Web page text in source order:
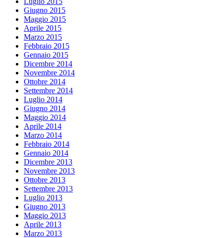
Giugno 2015
Maggio 2015
Aprile 2015
Marzo 2015
Febbraio 2015
Gennaio 2015
Dicembre 2014
Novembre 2014
Ottobre 2014
Settembre 2014
Luglio 2014
Giugno 2014
Maggio 2014
Aprile 2014
Marzo 2014
Febbraio 2014
Gennaio 2014
Dicembre 2013
Novembre 2013
Ottobre 2013
Settembre 2013
Luglio 2013
Giugno 2013
Maggio 2013
Aprile 2013
Marzo 2013